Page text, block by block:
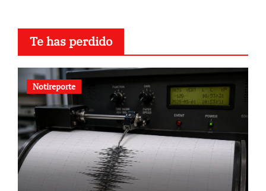
Te has perdido
Notireporte